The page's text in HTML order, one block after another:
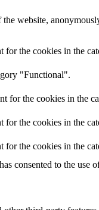
website,
for the cookies in the
"Functional".
for the cookies in the
for the cookies in the
for the cookies in the
consented to the use